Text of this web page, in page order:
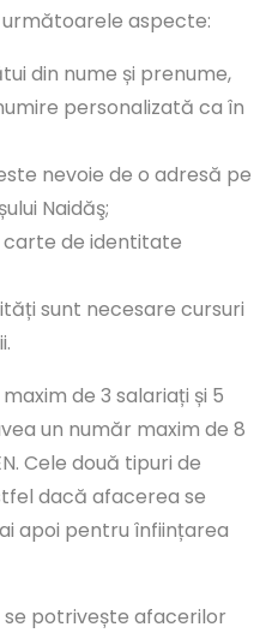
aspecte:
din nume și prenume,
personalizată ca în
nevoie de o adresă pe
Naidăş;
carte de identitate
sunt necesare cursuri
de 3 salariați și 5
un număr maxim de 8
Cele două tipuri de
dacă afacerea se
apoi pentru înființarea
potrivește afacerilor